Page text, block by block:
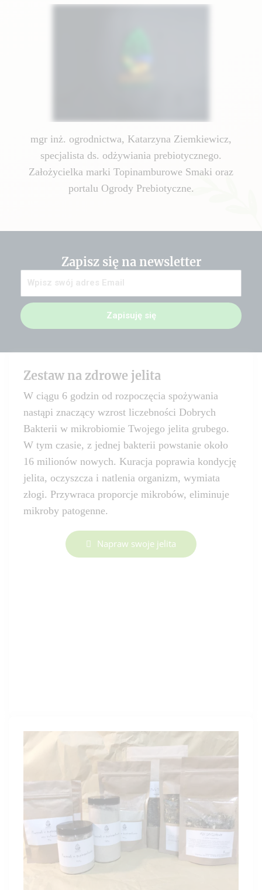
mgr inż. ogrodnictwa, Katarzyna Ziemkiewicz,
specjalista ds. odżywiania prebiotycznego.
Założycielka marki Topinamburowe Smaki oraz
portalu Ogrody Prebiotyczne.
Zapisz się na newsletter
Zapisuję się
Zestaw na zdrowe jelita
W ciągu 6 godzin od rozpoczęcia spożywania
nastąpi znaczący wzrost liczebności Dobrych
Bakterii w mikrobiomie Twojego jelita grubego.
W tym czasie, z jednej bakterii powstanie około
16 milionów nowych. Kuracja poprawia kondycję
jelita, oczyszcza i natlenia organizm, wymiata
złogi. Przywraca proporcje mikrobów, eliminuje
mikroby patogenne.
Napraw swoje jelita